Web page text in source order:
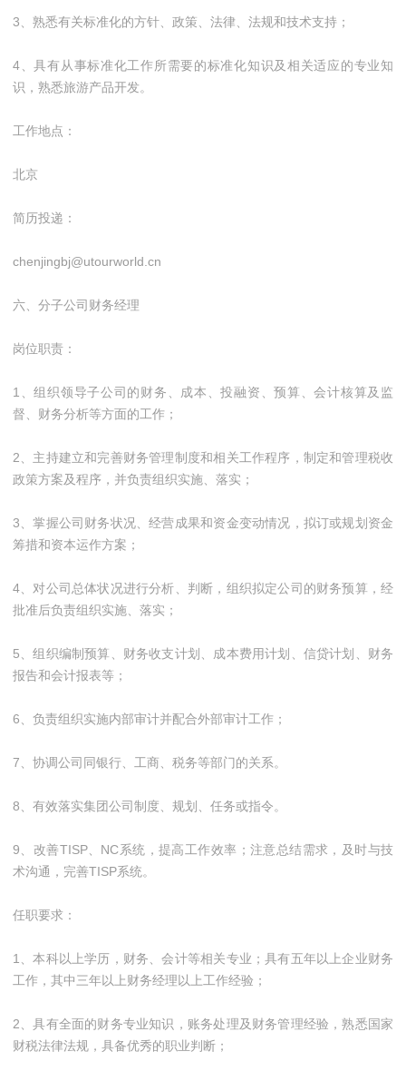
3、熟悉有关标准化的方针、政策、法律、法规和技术支持；
4、具有从事标准化工作所需要的标准化知识及相关适应的专业知
识，熟悉旅游产品开发。
工作地点：
北京
简历投递：
chenjingbj@utourworld.cn
六、分子公司财务经理
岗位职责：
1、组织领导子公司的财务、成本、投融资、预算、会计核算及监
督、财务分析等方面的工作；
2、主持建立和完善财务管理制度和相关工作程序，制定和管理税收
政策方案及程序，并负责组织实施、落实；
3、掌握公司财务状况、经营成果和资金变动情况，拟订或规划资金
筹措和资本运作方案；
4、对公司总体状况进行分析、判断，组织拟定公司的财务预算，经
批准后负责组织实施、落实；
5、组织编制预算、财务收支计划、成本费用计划、信贷计划、财务
报告和会计报表等；
6、负责组织实施内部审计并配合外部审计工作；
7、协调公司同银行、工商、税务等部门的关系。
8、有效落实集团公司制度、规划、任务或指令。
9、改善TISP、NC系统，提高工作效率；注意总结需求，及时与技
术沟通，完善TISP系统。
任职要求：
1、本科以上学历，财务、会计等相关专业；具有五年以上企业财务
工作，其中三年以上财务经理以上工作经验；
2、具有全面的财务专业知识，账务处理及财务管理经验，熟悉国家
财税法律法规，具备优秀的职业判断；